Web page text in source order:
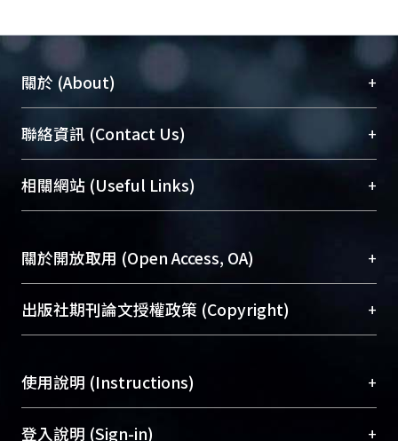
關於 (About) +
臺大位居世界頂尖大學之列，為永久珍藏及向國際
展現本校豐碩的研究成果及學術能量，圖書館整合
機構典藏（NTUR）與學術庫（AH）不同功能平
台，成為臺大學術典藏NTU scholars。期能整合研
成果。
To permanently archive and promote researcher
profiles and scholarly works, Library integrates the
services of “NTU Repository” with “Academic
聯絡資訊 (Contact Us) +
總館學科館員(Main Library)
醫學圖書館學科館員(Medical Library)
Sciences Library)
相關網站 (Useful Links) +
關於開放取用 (Open Access, OA) +
開放取用是從使用者角度提升資訊取用性的社會運
動，應用在學術研究上是透過將研究著作公開供使
用逐年攀升。同時可加速研究發展、提升研究影響
Archive）平台。 （點選深入了解OA）
出版社期刊論文授權政策 (Copyright) +
含部分內容的版權非匯入者所有，或由第三方贊
助與合作完成，請確認該版權所有者及第三方同
意提供此授權。
使用說明 (Instructions) +
網站簡介(Quickstart Guide)
登入說明 (Sign-in) +